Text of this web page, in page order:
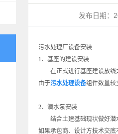
发布日期：
污水处理厂设备安装
1、基座的建设安装
在正式进行基座建设放线之
由于污水处理设备组件数量较
2、潜水泵安装
结合土建基础现状做好潜水
如果承包商、设计方技术交